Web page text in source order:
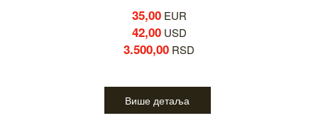
35,00EUR
42,00USD
3.500,00 RSD
Више детаља